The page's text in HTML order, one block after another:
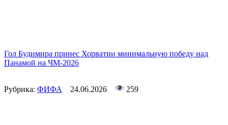
Гол Будимира принес Хорватии минимальную победу над
Панамой на ЧМ-2026
Рубрика: ФИФА 24.06.2026 259